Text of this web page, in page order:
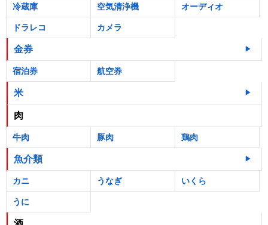
冷蔵庫 空気清浄機 オーディオ
ドラレコ カメラ
金券
宿泊券 航空券
米
肉
牛肉 豚肉 鶏肉
魚介類
カニ うなぎ いくら
うに